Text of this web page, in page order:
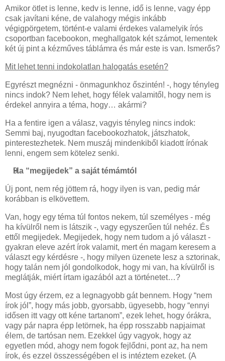
Amikor ötlet is lenne, kedv is lenne, idő is lenne, vagy épp
csak javítani kéne, de valahogy mégis inkább
végigpörgetem, történt-e valami érdekes valamelyik írós
csoportban facebookon, meghallgatok két számot, lementek
két új pint a kézműves táblámra és már este is van. Ismerős?
Mit lehet tenni indokolatlan halogatás esetén?
Egyrészt megnézni - önmagunkhoz őszintén! -, hogy tényleg
nincs indok? Nem lehet, hogy félek valamitől, hogy nem is
érdekel annyira a téma, hogy… akármi?
Ha a fentire igen a válasz, vagyis tényleg nincs indok:
Semmi baj, nyugodtan facebookozhatok, játszhatok,
pinterestezhetek. Nem muszáj mindenkiből kiadott írónak
lenni, engem sem kötelez senki.
Ha “megijedek” a saját témámtól
Új pont, nem rég jöttem rá, hogy ilyen is van, pedig már
korábban is elkövettem.
Van, hogy egy téma túl fontos nekem, túl személyes - még
ha kívülről nem is látszik -, vagy egyszerűen túl nehéz. És
ettől megijedek. Megijedek, hogy nem tudom a jó választ -
gyakran eleve azért írok valamit, mert én magam keresem a
választ egy kérdésre -, hogy milyen üzenete lesz a sztorinak,
hogy talán nem jól gondolkodok, hogy mi van, ha kívülről is
meglátják, miért írtam igazából azt a történetet…?
Most úgy érzem, ez a legnagyobb gát bennem. Hogy “nem
írok jól”, hogy más jobb, gyorsabb, ügyesebb, hogy “ennyi
idősen itt vagy ott kéne tartanom”, ezek lehet, hogy órákra,
vagy pár napra épp letörnek, ha épp rosszabb napjaimat
élem, de tartósan nem. Ezekkel úgy vagyok, hogy az
egyetlen mód, ahogy nem fogok fejlődni, pont az, ha nem
írok, és ezzel összességében el is intéztem ezeket. (A